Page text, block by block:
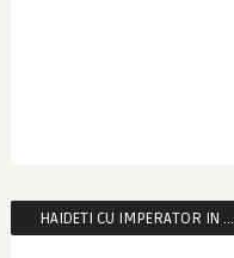
HAIDETI CU IMPERATOR IN …